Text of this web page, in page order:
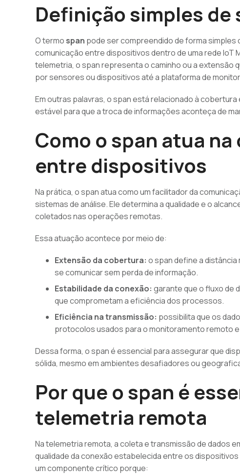
Definição simples de
O termo span pode ser compreendido de forma simples
comunicação entre dispositivos dentro de uma rede IoT
telemetria, o span representa o caminho ou a extensão
por sensores ou dispositivos até a plataforma de
Em outras palavras, o span está relacionado à
estável para que a troca de informações aconteça de
Como o span atua
entre dispositivos
Na prática, o span atua como um facilitador da
sistemas de análise. Ele determina a qualidade e o
coletados nas operações remotas.
Essa atuação acontece por meio de:
Extensão da cobertura: o span define a
se comunicar sem perda de informação.
Estabilidade da conexão: garante que o fluxo de
que comprometam a eficiência dos processos.
Eficiência na transmissão: possibilita que os
protocolos usados para o monitoramento remoto
Dessa forma, o span é essencial para assegurar que
sólida, mesmo em ambientes desafiadores ou
Por que o span é
telemetria remota
Na telemetria remota, a coleta e transmissão de dados
qualidade da conexão estabelecida entre os
um componente crítico porque: